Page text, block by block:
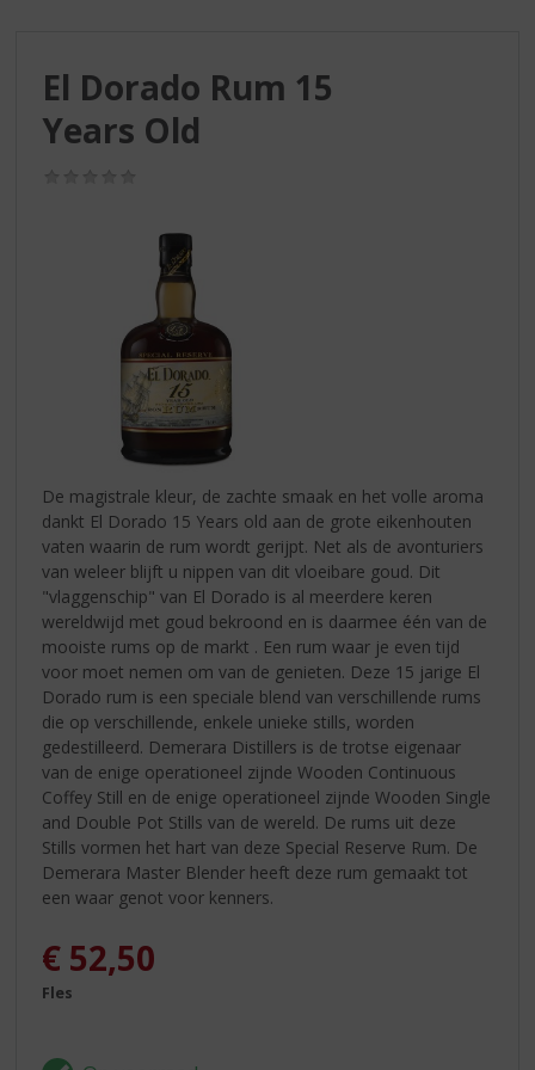
El Dorado Rum 15
Years Old
De magistrale kleur, de zachte smaak en het volle aroma
dankt El Dorado 15 Years old aan de grote eikenhouten
vaten waarin de rum wordt gerijpt. Net als de avonturiers
van weleer blijft u nippen van dit vloeibare goud. Dit
"vlaggenschip" van El Dorado is al meerdere keren
wereldwijd met goud bekroond en is daarmee één van de
mooiste rums op de markt . Een rum waar je even tijd
voor moet nemen om van de genieten. Deze 15 jarige El
Dorado rum is een speciale blend van verschillende rums
die op verschillende, enkele unieke stills, worden
gedestilleerd. Demerara Distillers is de trotse eigenaar
van de enige operationeel zijnde Wooden Continuous
Coffey Still en de enige operationeel zijnde Wooden Single
and Double Pot Stills van de wereld. De rums uit deze
Stills vormen het hart van deze Special Reserve Rum. De
Demerara Master Blender heeft deze rum gemaakt tot
een waar genot voor kenners.
€ 52,50
Fles